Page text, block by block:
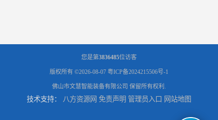
您是第3836485位访客
版权所有 ©2026-08-07 粤ICP备2024215506号-1
佛山市文慧智能装备有限公司 保留所有权利.
技术支持： 八方资源网 免责声明 管理员入口 网站地图